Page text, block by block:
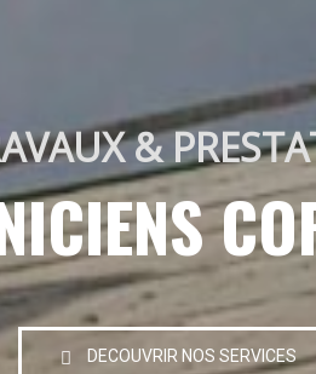
&
DECOUVRIR NOS SERVICES